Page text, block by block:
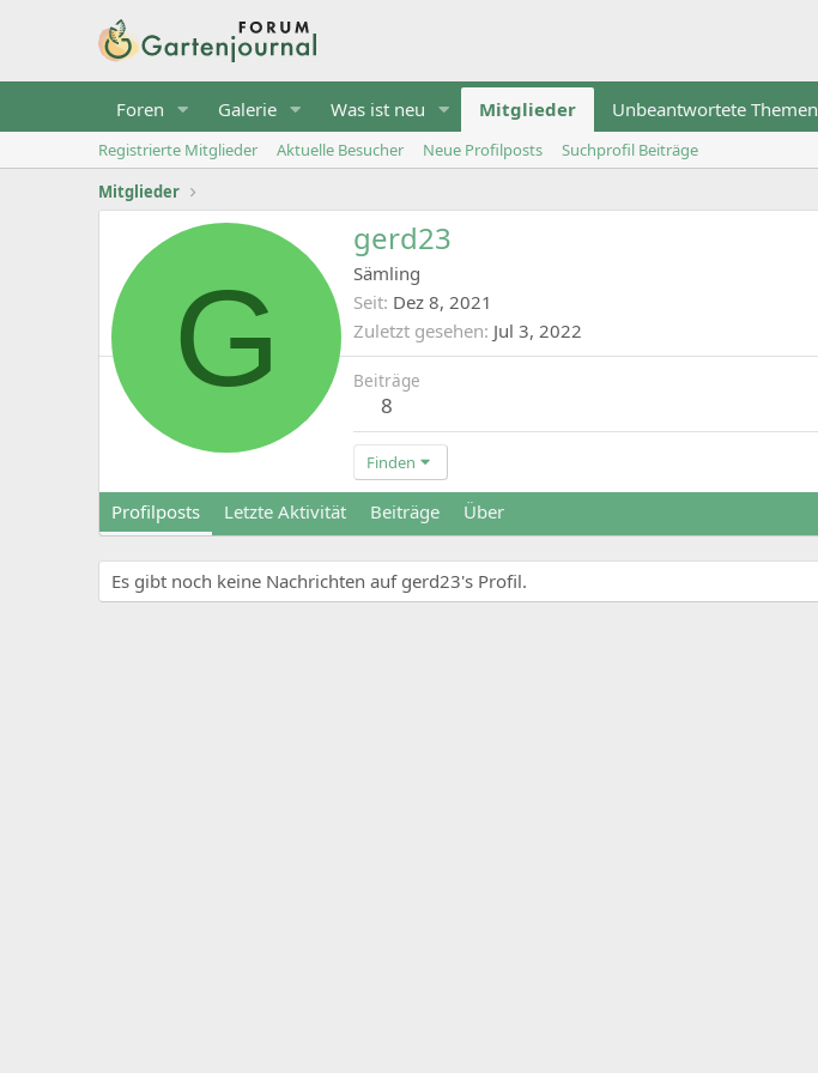
Foren Galerie Was ist neu Mitglieder Unbeantwortete Themen
Registrierte Mitglieder Aktuelle Besucher Neue Profilposts
Suchprofil Beiträge
Mitglieder
G
gerd23
Sämling
Seit Dez 8, 2021
Zuletzt gesehen Jul 3, 2022
Beiträge
8
Finden
Profilposts Letzte Aktivität Beiträge Über
Es gibt noch keine Nachrichten auf gerd23's Profil.